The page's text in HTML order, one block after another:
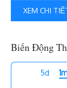
XEM CHI
Biến Động
5d